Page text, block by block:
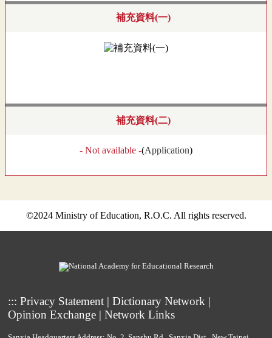
補充資料(一)
補充資料(二)
- Not available -(Application)
©2024 Ministry of Education, R.O.C. All rights reserved.
::: Privacy Statement| Dictionary Network|
Opinion Exchange| Network Links